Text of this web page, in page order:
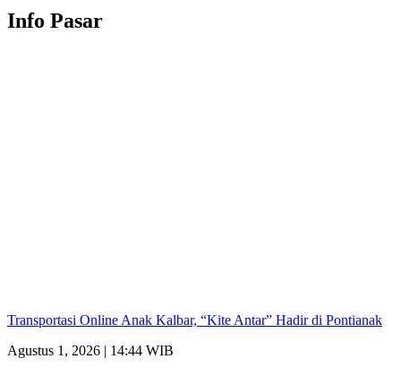
Info Pasar
Transportasi Online Anak Kalbar, “Kite Antar” Hadir di Pontianak
Agustus 1, 2026 | 14:44 WIB